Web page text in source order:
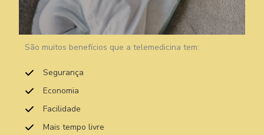
São muitos benefícios que a telemedicina tem:
Segurança
Economia
Facilidade
Mais tempo livre